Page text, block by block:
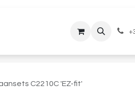
C2210C 'EZ-fit'